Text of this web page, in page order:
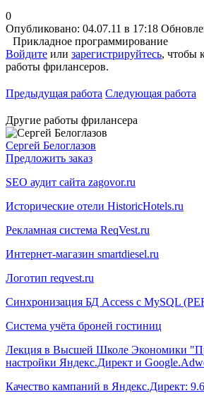
0
Опубликовано: 04.07.11 в 17:18
Прикладное программирование
Войдите или зарегистрируйтесь, чтобы
работы фрилансеров.
Предыдущая работа Следующая работа
Другие работы фрилансера
Сергей Белоглазов
Предложить заказ
SEO аудит сайта zagovor.ru
Исторические отели HistoricHotels.ru
Рекламная система ReqVest.ru
Интернет-магазин smartdiesel.ru
Логотип reqvest.ru
Синхронизация БД Access с MySQL
Система учёта броней гостиниц
Лекция в Высшей Школе Экономики
настройки Яндекс.Директ и
Качество кампаний в Яндекс.Директ: